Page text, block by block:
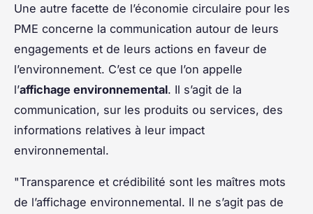
Une autre facette de l’économie circulaire pour les
PME concerne la communication autour de leurs
engagements et de leurs actions en faveur de
l’environnement. C’est ce que l’on appelle
l’affichage environnemental. Il s’agit de la
communication, sur les produits ou services, des
informations relatives à leur impact
environnemental.
"Transparence et crédibilité sont les maîtres mots
de l’affichage environnemental. Il ne s’agit pas de